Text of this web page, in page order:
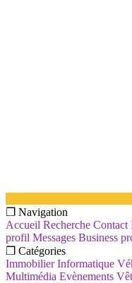
❐ Navigation
Accueil Recherche Contact
profil Messages Business
❐ Catégories
Immobilier Informatique
Multimédia Evènements